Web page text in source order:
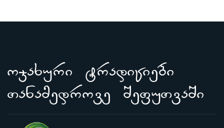
ojaxuri tradiciebi
Tanamedrove SefuTvaSi